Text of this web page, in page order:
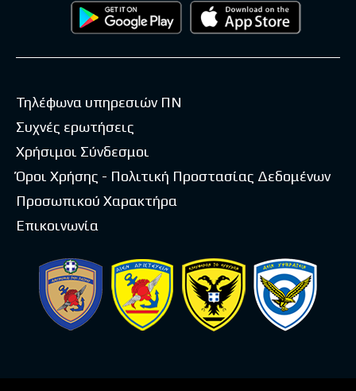
Τηλέφωνα υπηρεσιών ΠΝ
Συχνές ερωτήσεις
Χρήσιμοι Σύνδεσμοι
Όροι Χρήσης - Πολιτική Προστασίας Δεδομένων
Προσωπικού Χαρακτήρα
Επικοινωνία